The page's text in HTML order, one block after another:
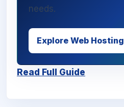
needs.
Explore Web Hosting
Read Full Guide